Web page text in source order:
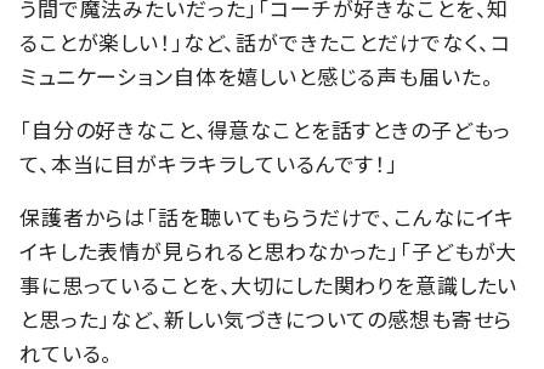
う間で魔法みたいだった」「コーチが好きなことを、知
ることが楽しい！」など、話ができたことだけでなく、コ
ミュニケーション自体を嬉しいと感じる声も届いた。
「自分の好きなこと、得意なことを話すときの子どもっ
て、本当に目がキラキラしているんです！」
保護者からは「話を聴いてもらうだけで、こんなにイキ
イキした表情が見られると思わなかった」「子どもが大
事に思っていることを、大切にした関わりを意識したい
と思った」など、新しい気づきについての感想も寄せら
れている。